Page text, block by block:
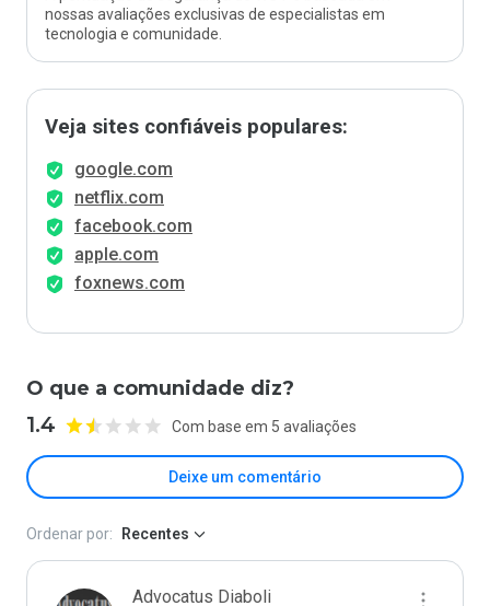
nossas avaliações exclusivas de especialistas em
tecnologia e comunidade.
Veja sites confiáveis populares:
google.com
netflix.com
facebook.com
apple.com
foxnews.com
O que a comunidade diz?
1.4 Com base em 5 avaliações
Deixe um comentário
Ordenar por: Recentes
Advocatus Diaboli